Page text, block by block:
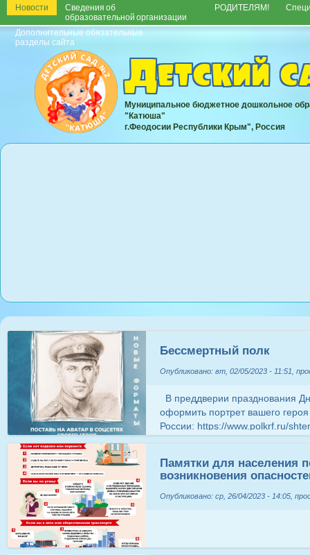
Новости
Сведения об
образовательной организации
РОДИТЕЛЯМ!
Дополнительные обязательные
разделы сайта
Детский
Муниципальное бюджетное дошкольное
"Катюша"
г.Феодосии Республики Крым", Россия
Бессмертный полк
Опубликовано: вт, 02/05/2023 - 11:51,
В преддверии празднования
оформить портрет вашего
России: https://www.polkrf.ru/
Бессмертного полка в этом
автомобиле или одежде.
к Бессмертному полку-онлайн
сайте polkrf.ru.
Памятки для населения
возникновения
Опубликовано: ср, 26/04/2023 - 14:05,